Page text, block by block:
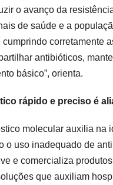
o avanço da
de saúde e a
cumprindo corretamente
antibióticos,
básico”, orienta.
rápido e preciso é
molecular auxilia na
o uso inadequado de
e comercializa
que auxiliam